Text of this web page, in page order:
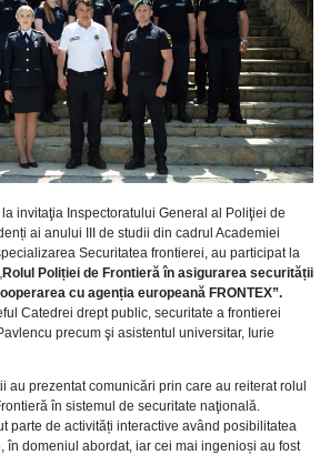
invitaţia Inspectoratului General al Poliţiei de
ai anului III de studii din cadrul Academiei
Securitatea frontierei, au participat la
Rolul Poliției de Frontieră în asigurarea securității
cu agenția europeană FRONTEX”.
Catedrei drept public, securitate a frontierei
precum şi asistentul universitar, Iurie
au prezentat comunicări prin care au reiterat rolul
în sistemul de securitate naţională.
parte de activități interactive având posibilitatea
în domeniul abordat, iar cei mai ingenioși au fost